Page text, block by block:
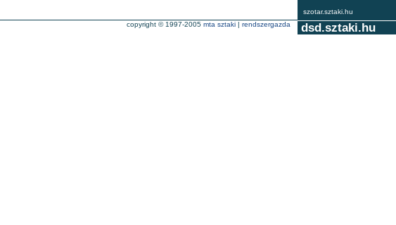
szotar.sztaki.hu
dsd.sztaki.hu
copyright © 1997-2005 mta sztaki | rendszergazda